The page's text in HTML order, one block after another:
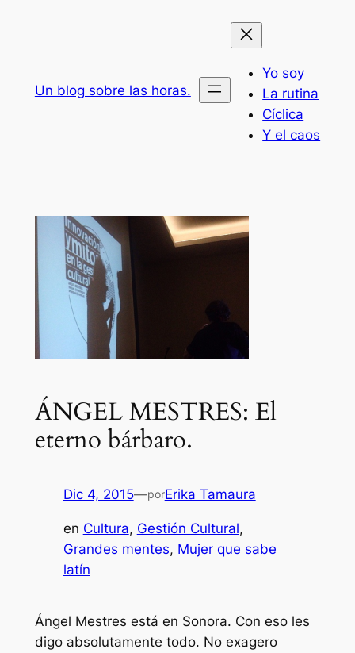
Un blog sobre las horas.
Yo soy
La rutina
Cíclica
Y el caos
ÁNGEL MESTRES: El
eterno bárbaro.
Dic 4, 2015—porErika Tamaura
en Cultura, Gestión Cultural
Grandes mentes, Mujer que sabe
latín
Ángel Mestres está en Sonora. Con eso les
digo absolutamente todo. No exagero